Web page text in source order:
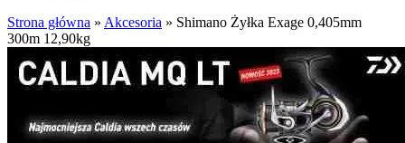
Strona główna » Akcesoria » Shimano Żyłka Exage 0,405mm
300m 12,90kg